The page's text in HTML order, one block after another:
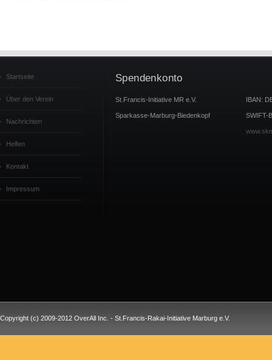
Startseite
Über den Verein
Nachrichten
Helfen
Kontakt
Impressum
Spendenkonto
St.Francis-Initiative MR e.V.
Sparkasse-Marburg-Biedenkopf
IBAN:
SWIFT-
Copyright (c) 2009-2012 OverAll Inc. - St.Francis-Rakai-Initiative Marburg e.V.